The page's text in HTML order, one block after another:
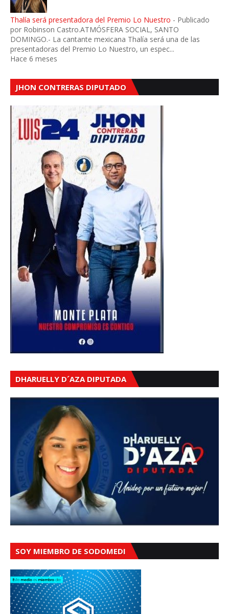
Thalía será presentadora del Premio Lo Nuestro - Publicado
por Robinson Castro.ATMÓSFERA SOCIAL, SANTO
DOMINGO.- La cantante mexicana Thalía será una de las
presentadoras del Premio Lo Nuestro, un espec...
Hace 6 meses
JHON CONTRERAS DIPUTADO
DHARUELLY D´AZA DIPUTADA
SOY MIEMBRO DE SODOMEDI